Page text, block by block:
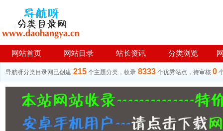
网站首页 网站目录 站长资讯 分类浏览
导航呀分类目录网已创建 215 个主题分类，收录 8333 个优秀站点，待审核 0